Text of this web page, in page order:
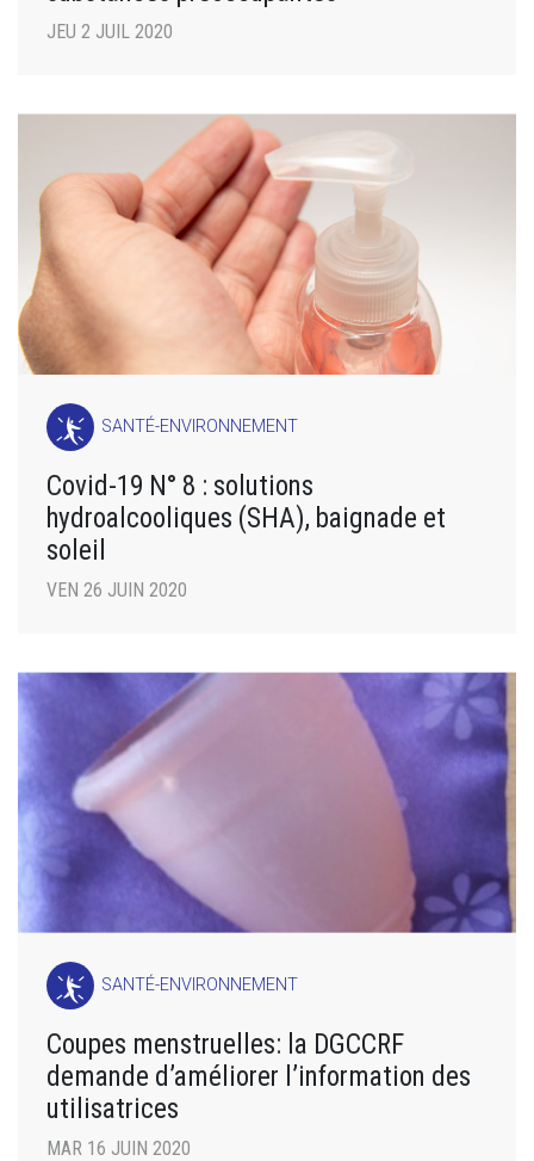
JEU 2 JUIL 2020
SANTÉ-ENVIRONNEMENT
Covid-19 N° 8 : solutions
hydroalcooliques (SHA), baignade et
soleil
VEN 26 JUIN 2020
SANTÉ-ENVIRONNEMENT
Coupes menstruelles: la DGCCRF
demande d’améliorer l’information des
utilisatrices
MAR 16 JUIN 2020